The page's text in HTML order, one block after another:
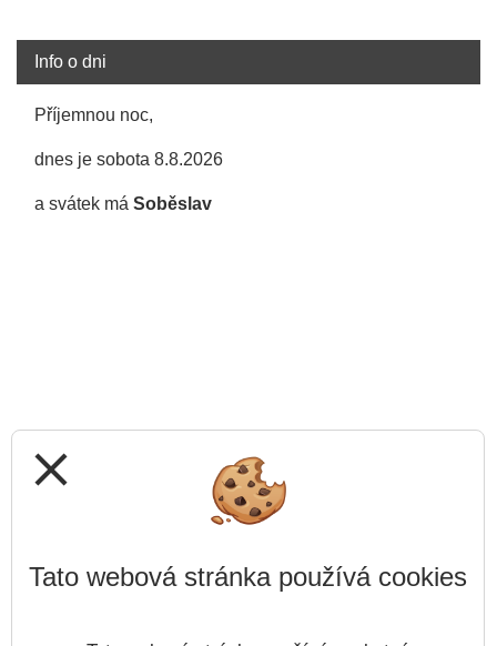
Info o dni
Příjemnou noc,
dnes je sobota 8.8.2026
a svátek má Soběslav
close
Tato webová stránka používá cookies